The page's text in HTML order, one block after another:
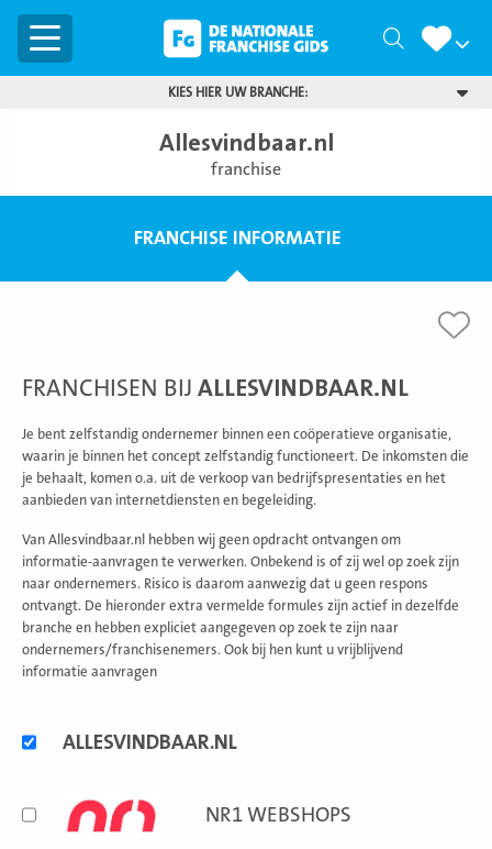
Menu Zoeken
KIES HIER UW BRANCHE:
Allesvindbaar.nl
franchise
FRANCHISE INFORMATIE
FRANCHISEN BIJ ALLESVINDBAAR.NL
Je bent zelfstandig ondernemer binnen een coöperatieve organisatie,
waarin je binnen het concept zelfstandig functioneert. De inkomsten die
je behaalt, komen o.a. uit de verkoop van bedrijfspresentaties en het
aanbieden van internetdiensten en begeleiding.
Van Allesvindbaar.nl hebben wij geen opdracht ontvangen om
informatie-aanvragen te verwerken. Onbekend is of zij wel op zoek zijn
naar ondernemers. Risico is daarom aanwezig dat u geen respons
ontvangt. De hieronder extra vermelde formules zijn actief in dezelfde
branche en hebben expliciet aangegeven op zoek te zijn naar
ondernemers/franchisenemers. Ook bij hen kunt u vrijblijvend
informatie aanvragen
formulesALLESVINDBAAR.NL
NR1 WEBSHOPS